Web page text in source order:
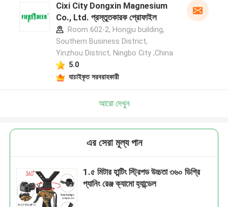
Cixi City Dongxin Magnesium
Co., Ltd. প্রস্তুতকারক প্রোফাইল
Room 602-2, Hongju building,
Southern Business District,
Yinzhou District, Ningbo City ,China
5.0
যাচাইকৃত সরবরাহকারী
আরো দেখুন
এর সেরা মূল্য পান
1.৫ মিটার হান্টিং স্ট্রিপড উচ্চতা ৩৬০ ডিগ্রি
প্যানিং রেঞ্জ ক্যামো হ্যান্ডেল